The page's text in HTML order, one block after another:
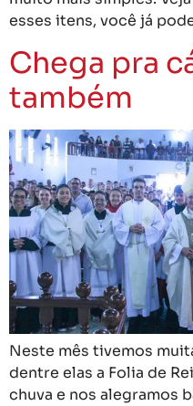
esses itens, você já
Chega pra
também
Neste mês tivemos
dentre elas a Folia de
chuva e nos alegramos